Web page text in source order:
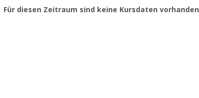
Für diesen Zeitraum sind keine Kursdaten vorhanden